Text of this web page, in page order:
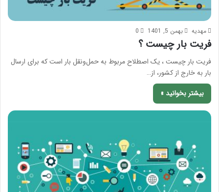
مهدیه بهمن 5, 1401 0
فریت بار چیست ؟
فریت بار چیست ، یک اصطلاح مربوط به حمل‌ونقل بار است که برای ارسال
بار به خارج از کشور، از…
بیشتر بخوانید »